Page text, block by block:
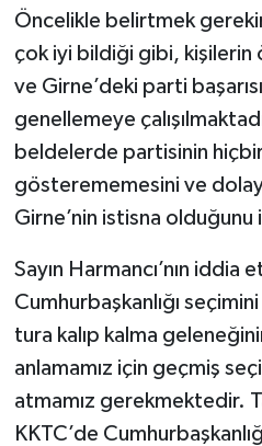
Öncelikle belirtmek gerekir
çok iyi bildiği gibi, kişilerin
ve Girne’deki parti
genellemeye
beldelerde partisinin hiçbir
gösterememesini ve
Girne’nin istisna
Sayın Harmancı’nın
Cumhurbaşkanlığı
tura kalıp kalma
anlamamız için geçmiş
atmamız gerekmektedir.
KKTC’de